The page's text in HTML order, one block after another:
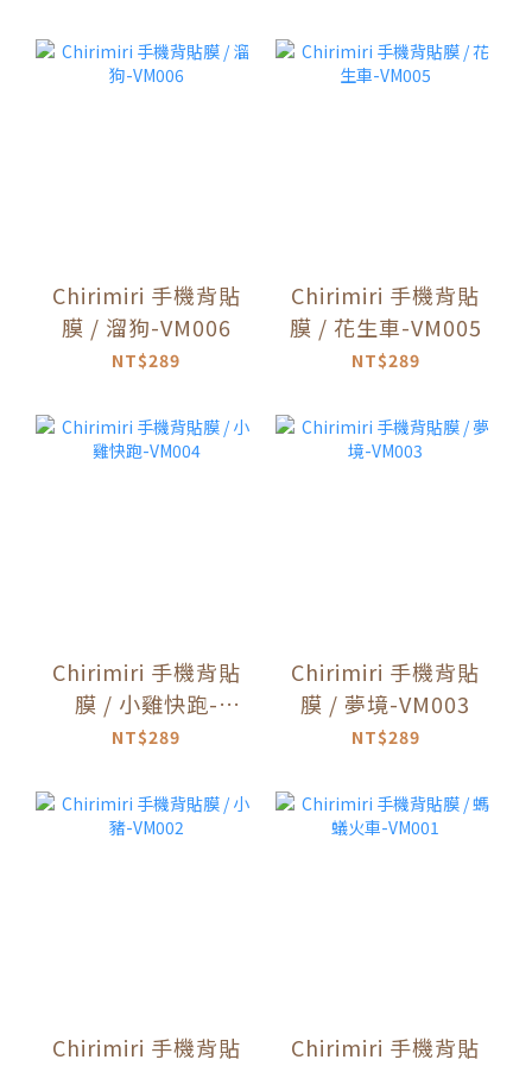
Chirimiri 手機背貼
膜 / 溜狗-VM006
NT$289
Chirimiri 手機背貼
膜 / 花生車-VM005
NT$289
Chirimiri 手機背貼
膜 / 小雞快跑-
VM004
NT$289
Chirimiri 手機背貼
膜 / 夢境-VM003
NT$289
Chirimiri 手機背貼
Chirimiri 手機背貼